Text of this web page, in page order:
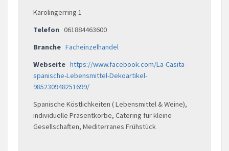
Karolingerring 1
Telefon 061884463600
Branche Facheinzelhandel
Webseite https://www.facebook.com/La-Casita-
spanische-Lebensmittel-Dekoartikel-
985230948251699/
Spanische Köstlichkeiten ( Lebensmittel & Weine),
individuelle Präsentkorbe, Catering für kleine
Gesellschaften, Mediterranes Frühstück